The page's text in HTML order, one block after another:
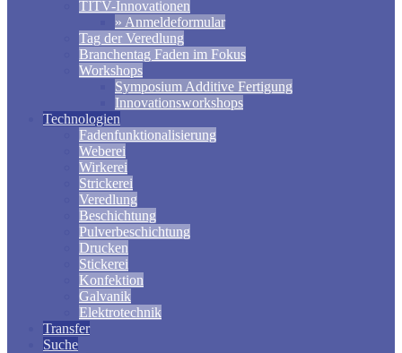
TITV-Innovationen
» Anmeldeformular
Tag der Veredlung
Branchentag Faden im Fokus
Workshops
Symposium Additive Fertigung
Innovationsworkshops
Technologien
Fadenfunktionalisierung
Weberei
Wirkerei
Strickerei
Veredlung
Beschichtung
Pulverbeschichtung
Drucken
Stickerei
Konfektion
Galvanik
Elektrotechnik
Transfer
Suche